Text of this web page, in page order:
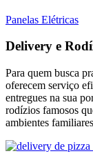
Panelas Elétricas
Delivery e
Para quem busca
oferecem serviço
entregues na sua
rodízios famosos
ambientes